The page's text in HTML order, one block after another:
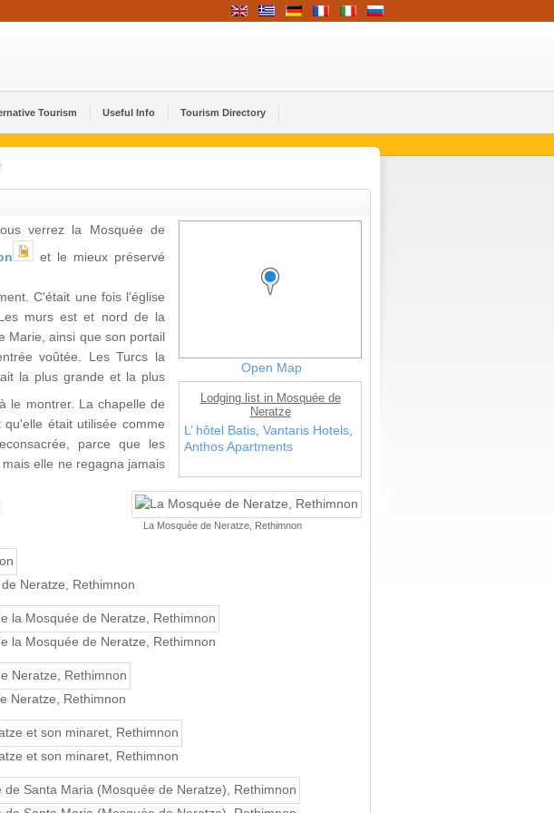
Tourism Useful Info Tourism Directory
Open Map
Lodging list in Mosquée de
Neratze
L’ hôtel Batis, Vantaris Hotels,
Anthos Apartments
La Mosquée de Neratze, Rethimnon
verrez la Mosquée de
et le mieux préservé
C'était une fois l'église
murs est et nord de la
Marie, ainsi que son portail
voûtée. Les Turcs la
la plus grande et la plus
le montrer. La chapelle de
était utilisée comme
parce que les
elle ne regagna jamais
Neratze, Rethimnon
la Mosquée de Neratze, Rethimnon
Neratze, Rethimnon
et son minaret, Rethimnon